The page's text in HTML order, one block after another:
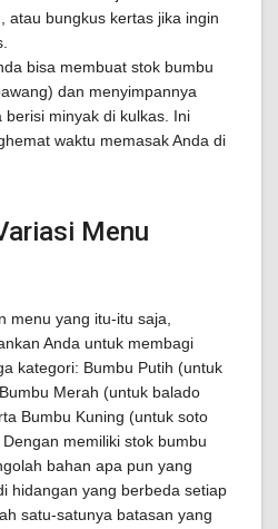
atau bungkus kertas jika ingin
bisa membuat stok bumbu
dan menyimpannya
berisi minyak di kulkas. Ini
waktu memasak Anda di
Menu
menu yang itu-itu saja,
Anda untuk membagi
kategori: Bumbu Putih (untuk
Merah (untuk balado
Bumbu Kuning (untuk soto
memiliki stok bumbu
bahan apa pun yang
hidangan yang berbeda setiap
satu-satunya batasan yang